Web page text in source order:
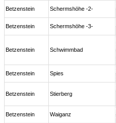
Betzenstein Schermshöhe -2-
Betzenstein Schermshöhe -3-
Betzenstein Schwimmbad
Betzenstein Spies
Betzenstein Stierberg
Betzenstein Waiganz